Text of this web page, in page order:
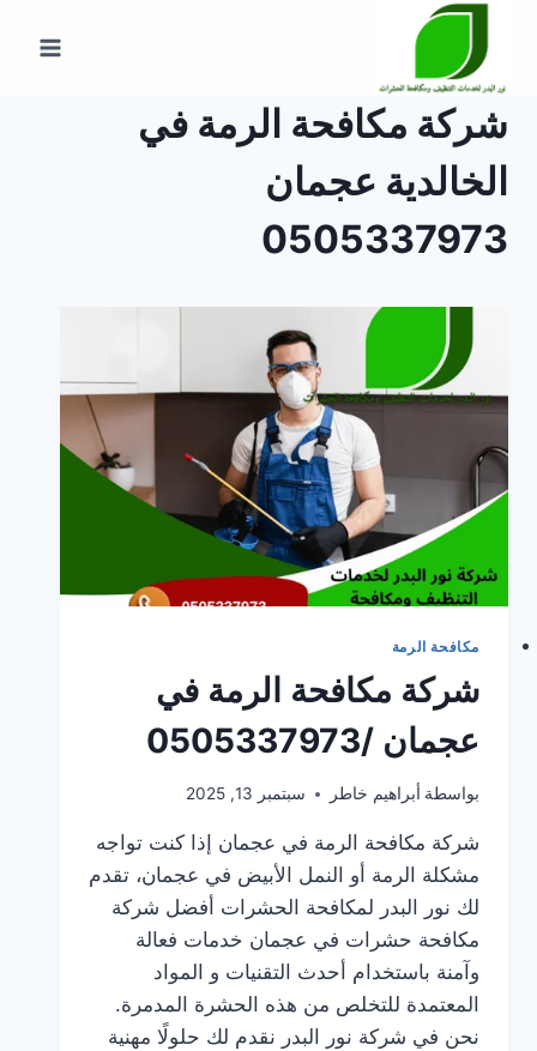
المحتوى
شركة مكافحة الرمة في
الخالدية عجمان
0505337973
مكافحة الرمة
شركة مكافحة الرمة في
عجمان /0505337973
بواسطة أبراهيم خاطر سبتمبر 13, 2025
شركة مكافحة الرمة في عجمان إذا كنت تواجه
مشكلة الرمة أو النمل الأبيض في عجمان، تقدم
لك نور البدر لمكافحة الحشرات أفضل شركة
مكافحة حشرات في عجمان خدمات فعالة
وآمنة باستخدام أحدث التقنيات و المواد
المعتمدة للتخلص من هذه الحشرة المدمرة.
نحن في شركة نور البدر نقدم لك حلولًا مهنية